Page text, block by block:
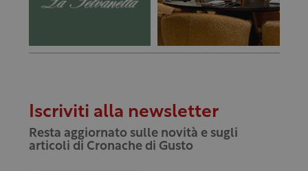
Iscriviti alla newsletter
Resta aggiornato sulle novità e sugli
articoli di Cronache di Gusto